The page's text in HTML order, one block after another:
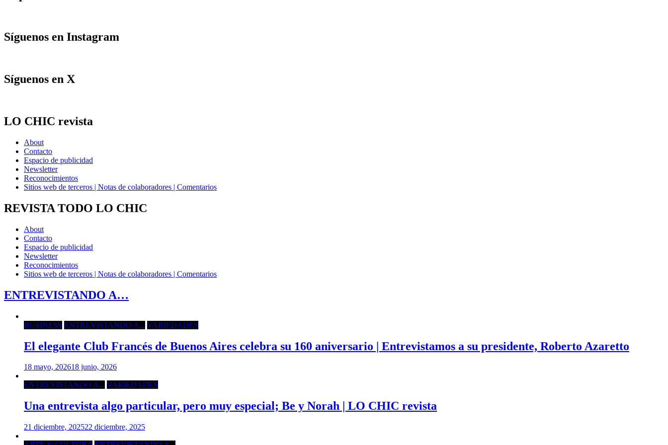
Síguenos en Instagram
Síguenos en X
LO CHIC revista
About
Contacto
Espacio de publicidad
Newsletter
Reconocimientos
Sitios web de terceros | Notas de colaboradores | Comentarios
REVISTA TODO LO CHIC
About
Contacto
Espacio de publicidad
Newsletter
Reconocimientos
Sitios web de terceros | Notas de colaboradores | Comentarios
ENTREVISTANDO A…
BUSINESS ENTREVISTANDO A... VARIEDADES
El elegante Club Francés de Buenos Aires celebra su 160 aniversario | Entrevistamos a su presidente, Roberto Azaretto
18 mayo, 202618 junio, 2026
ENTREVISTANDO A... VARIEDADES
Una entrevista algo particular, pero muy especial; Be y Norah | LO CHIC revista
21 diciembre, 202522 diciembre, 2025